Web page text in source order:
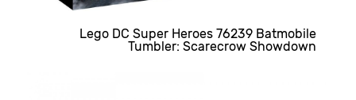
Lego DC Super Heroes 76239 Batmobile
Tumbler: Scarecrow Showdown